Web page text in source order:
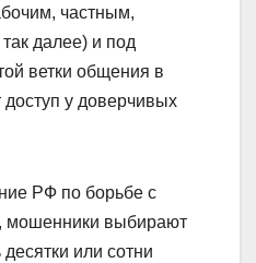
частным,
далее) и под
ветки общения в
доступ у доверчивых
РФ по борьбе с
мошенники выбирают
или сотни